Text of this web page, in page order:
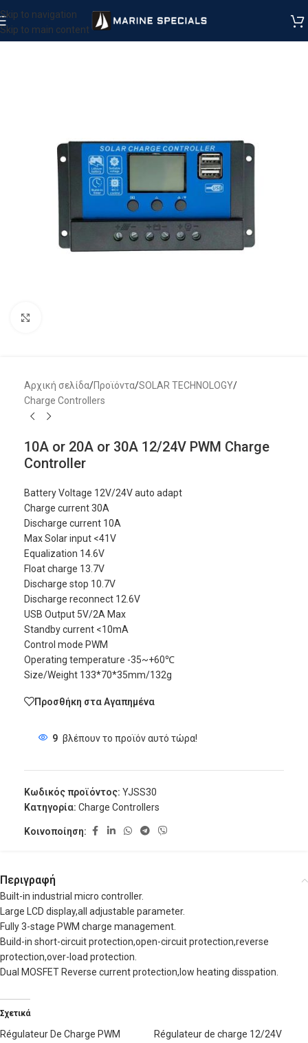
Skip to navigation
Skip to main content
Αρχική σελίδα/Προϊόντα/SOLAR TECHNOLOGY/
Charge Controllers
10A or 20A or 30A 12/24V PWM Charge
Controller
Battery Voltage 12V/24V auto adapt
Charge current 30A
Discharge current 10A
Max Solar input <41V
Equalization 14.6V
Float charge 13.7V
Discharge stop 10.7V
Discharge reconnect 12.6V
USB Output 5V/2A Max
Standby current <10mA
Control mode PWM
Operating temperature -35~+60℃
Size/Weight 133*70*35mm/132g
Προσθήκη στα Αγαπημένα
9 βλέπουν το προϊόν αυτό τώρα!
Κωδικός προϊόντος: YJSS30
Κατηγορία: Charge Controllers
Κοινοποίηση:
Περιγραφή
Built-in industrial micro controller.
Large LCD display,all adjustable parameter.
Fully 3-stage PWM charge management.
Build-in short-circuit protection,open-circuit protection,reverse
protection,over-load protection.
Dual MOSFET Reverse current protection,low heating disspation.
Σχετικά
Régulateur De Charge PWM
Régulateur de charge 12/24V